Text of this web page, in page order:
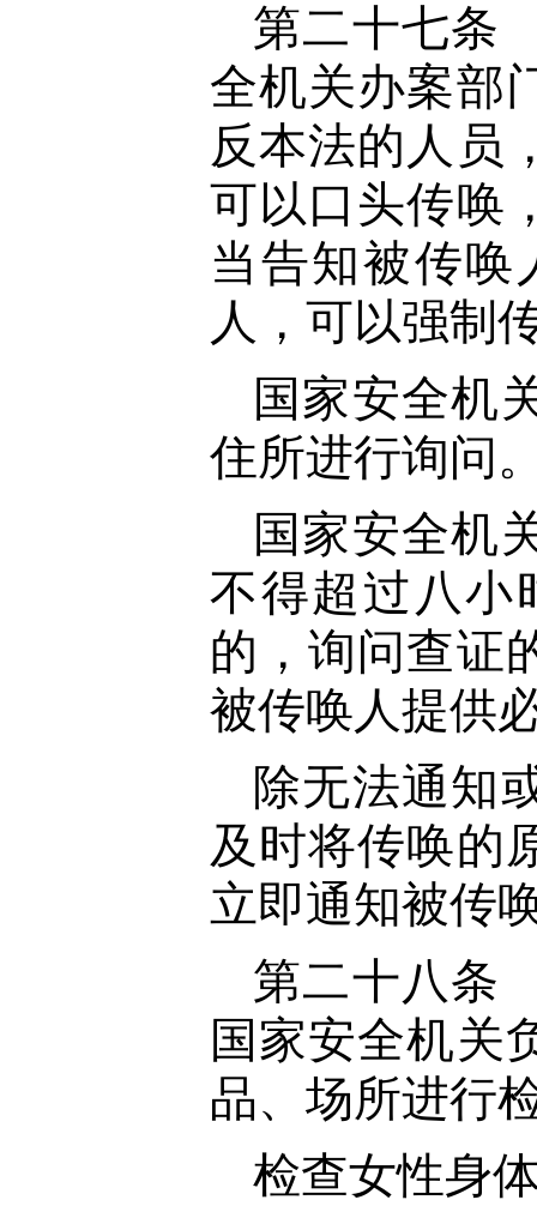
第二十七条
全机关办案部
反本法的人员
可以口头传唤
当告知被传唤
人，可以强制
国家安全机
住所进行询问
国家安全机
不得超过八小
的，询问查证
被传唤人提供
除无法通知
及时将传唤的
立即通知被传
第二十八条
国家安全机关
品、场所进行
检查女性身